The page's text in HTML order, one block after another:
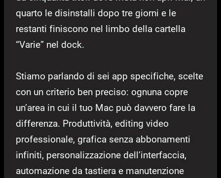
quarto le disinstalli dopo tre giorni e le
restanti finiscono nel limbo della cartella
“Varie” nel dock.
Stiamo parlando di sei app specifiche, scelte
con un criterio ben preciso: ognuna copre
un’area in cui il tuo Mac può davvero fare la
differenza. Produttività, editing video
professionale, grafica senza abbonamenti
infiniti, personalizzazione dell’interfaccia,
automazione da tastiera e manutenzione